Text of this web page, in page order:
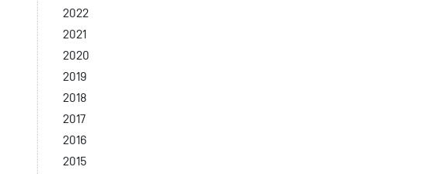
2022
2021
2020
2019
2018
2017
2016
2015